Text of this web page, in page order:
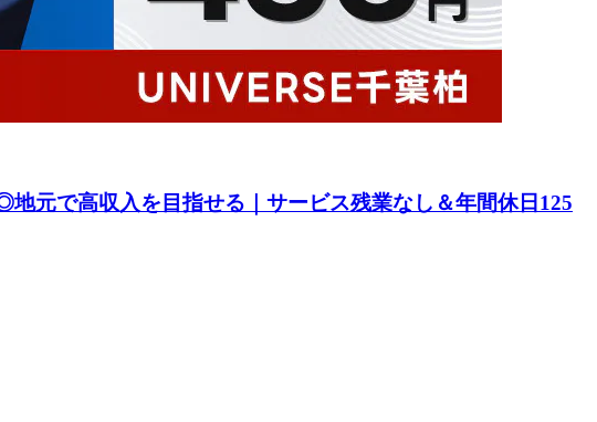
元で高収入を目指せる｜サービス残業なし＆年間休日125